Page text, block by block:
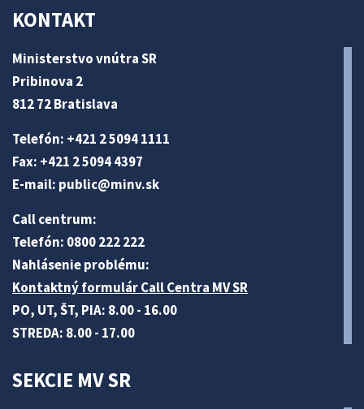
KONTAKT
Ministerstvo vnútra SR
Pribinova 2
812 72 Bratislava
Telefón: +421 2 5094 1111
Fax: +421 2 5094 4397
E-mail: public@minv.sk
Call centrum:
Telefón: 0800 222 222
Nahlásenie problému:
Kontaktný formulár Call Centra MV SR
PO, UT, ŠT, PIA: 8.00 - 16.00
STREDA: 8.00 - 17.00
SEKCIE MV SR